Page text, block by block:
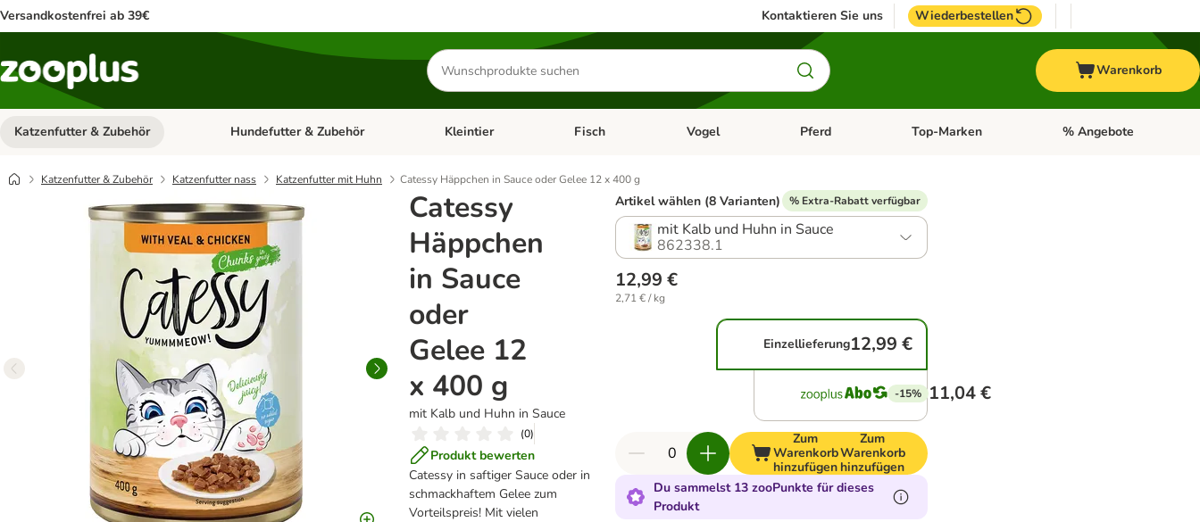
Versandkostenfrei ab 39€ Kontaktieren Sie uns Wiederbestellen
Produkte
suchen
Warenkorb
Katzenfutter & Zubehör Kategorie-Menü öffnen: Katzenfutter & Zubehör
Hundefutter & Zubehör Kategorie-Menü öffnen: Hundefutter & Zubehör
Kleintier Kategorie-Menü öffnen: Kleintier
Fisch Kategorie-Menü öffnen: Fisch
Vogel Kategorie-Menü öffnen: Vogel
Pferd Kategorie-Menü öffnen: Pferd
Top-Marken Kategorie-Menü öffnen:
% Angebote
Katzenfutter & Zubehör Katzenfutter nass Katzenfutter mit Huhn Catessy Häppchen in Sauce oder Gelee 12 x 400 g
Catessy
Häppchen
in Sauce
oder
Gelee 12
x 400 g
mit Kalb und Huhn in Sauce
(0)
Produkt bewerten
Catessy in saftiger Sauce oder in
schmackhaftem Gelee zum
Vorteilspreis! Mit vielen
Artikel wählen (8 Varianten) % Extra-Rabatt verfügbar
mit Kalb und Huhn in Sauce
862338.1
12,99 €
2,71 € / kg
Einzellieferung12,99 €
-15% 11,04 €
Zum
Warenkorb
hinzufügen
Zum
Warenkorb
hinzufügen
Du sammelst 13 zooPunkte für dieses
Produkt